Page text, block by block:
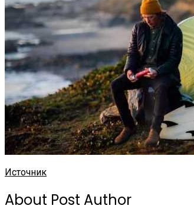
Источник
About Post Author